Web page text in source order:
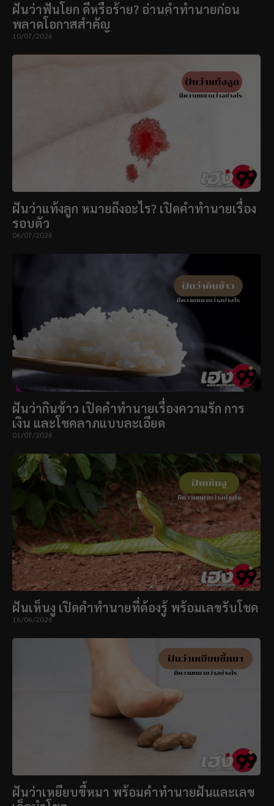
ฝันว่าฟันโยก ดีหรือร้าย? อ่านคำทำนายก่อน
พลาดโอกาสสำคัญ
10/07/2026
ฝันว่าแท้งลูก หมายถึงอะไร? เปิดคำทำนายเรื่อง
รอบตัว
06/07/2026
ฝันว่ากินข้าว เปิดคำทำนายเรื่องความรัก การ
เงิน และโชคลาภแบบละเอียด
01/07/2026
ฝันเห็นงู เปิดคำทำนายที่ต้องรู้ พร้อมเลขรับโชค
16/06/2026
ฝันว่าเหยียบขี้หมา พร้อมคำทำนายฝันและเลข